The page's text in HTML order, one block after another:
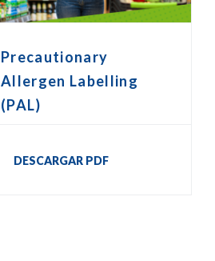
Precautionary
Allergen Labelling
(PAL)
DESCARGAR PDF